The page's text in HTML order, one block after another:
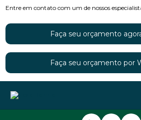
Entre em contato com um de nossos
Faça seu orçamento
Faça seu orçamento por